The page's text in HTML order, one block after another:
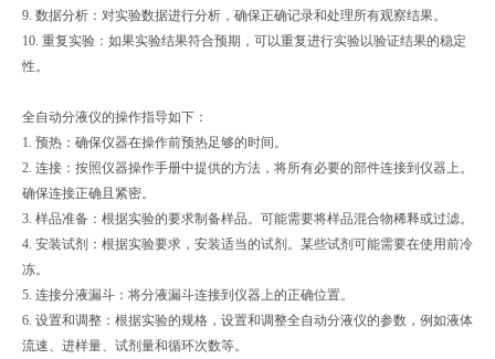
9. 数据分析：对实验数据进行分析，确保正确记录和处理所有观察结果。
10. 重复实验：如果实验结果符合预期，可以重复进行实验以验证结果的稳定
性。
全自动分液仪的操作指导如下：
1. 预热：确保仪器在操作前预热足够的时间。
2. 连接：按照仪器操作手册中提供的方法，将所有必要的部件连接到仪器上。
确保连接正确且紧密。
3. 样品准备：根据实验的要求制备样品。可能需要将样品混合物稀释或过滤。
4. 安装试剂：根据实验要求，安装适当的试剂。某些试剂可能需要在使用前冷
冻。
5. 连接分液漏斗：将分液漏斗连接到仪器上的正确位置。
6. 设置和调整：根据实验的规格，设置和调整全自动分液仪的参数，例如液体
流速、进样量、试剂量和循环次数等。